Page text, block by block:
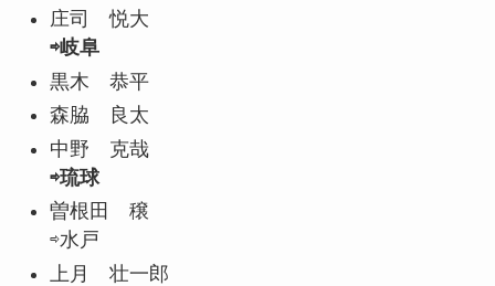
庄司 悦大
⇨岐阜
黒木 恭平
森脇 良太
中野 克哉
⇨琉球
曽根田 穣
⇨水戸
上月 壮一郎